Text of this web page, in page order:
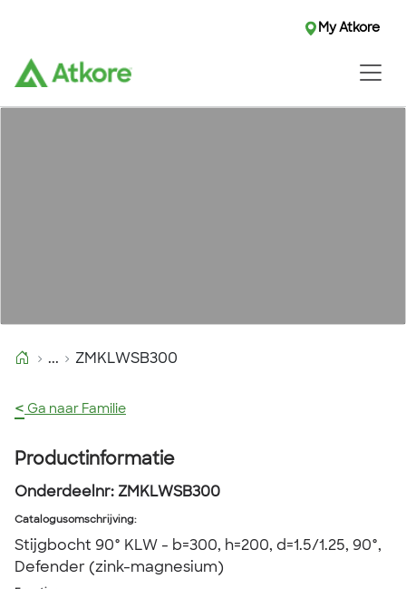
My Atkore
... ZMKLWSB300
< Ga naar Familie
Productinformatie
Onderdeelnr: ZMKLWSB300
Catalogusomschrijving:
Stijgbocht 90° KLW - b=300, h=200, d=1.5/1.25, 90°,
Defender (zink-magnesium)